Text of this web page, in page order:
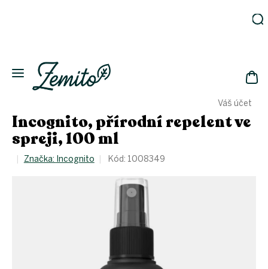
Váš účet
Eko
domácnost
Kosmetika
láhve
Akce
Incognito, přírodní repelent ve
spreji, 100 ml
Značka: Incognito Kód: 1008349